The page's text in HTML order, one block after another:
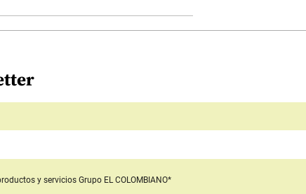
y servicios Grupo EL COLOMBIANO*